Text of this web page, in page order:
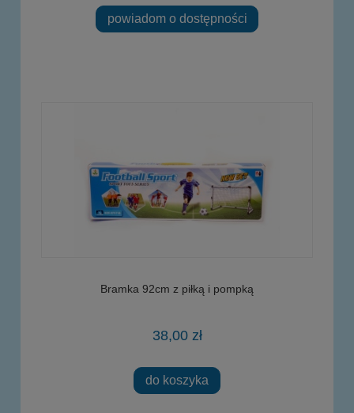
powiadom o dostępności
Bramka 92cm z piłką i pompką
38,00 zł
do koszyka